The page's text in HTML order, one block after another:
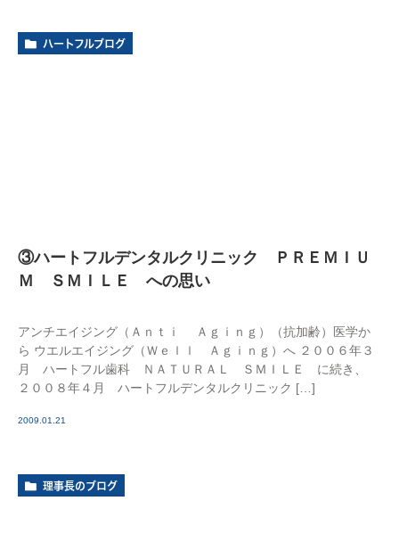
ハートフルブログ
③ハートフルデンタルクリニック ＰＲＥＭＩＵ
Ｍ ＳＭＩＬＥ への思い
アンチエイジング（Ａｎｔｉ Ａｇｉｎｇ）（抗加齢）医学か
ら ウエルエイジング（Ｗｅｌｌ Ａｇｉｎｇ）へ ２００６年３
月 ハートフル歯科 ＮＡＴＵＲＡＬ ＳＭＩＬＥ に続き、
２００８年４月 ハートフルデンタルクリニック […]
2009.01.21
理事長のブログ